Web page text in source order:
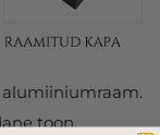
toon.